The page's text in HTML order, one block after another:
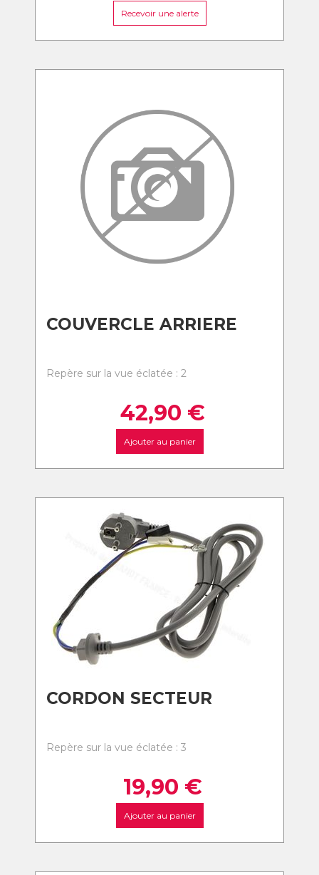
Recevoir une alerte
COUVERCLE ARRIERE
Repère sur la vue éclatée : 2
42,90 €
Ajouter au panier
CORDON SECTEUR
Repère sur la vue éclatée : 3
19,90 €
Ajouter au panier